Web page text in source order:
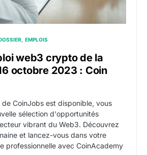
EMPLOIS
web3 crypto de la
octobre 2023 : Coin
CoinJobs est disponible, vous
sélection d'opportunités
vibrant du Web3. Découvrez
et lancez-vous dans votre
professionnelle avec CoinAcademy